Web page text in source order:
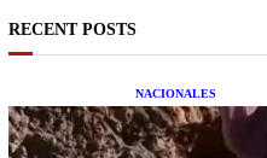
RECENT POSTS
NACIONALES
Una mujer
extraterrestre